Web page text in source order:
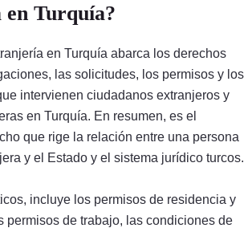
Turquía?
en Turquía abarca los derechos
las solicitudes, los permisos y los
intervienen ciudadanos extranjeros y
en Turquía. En resumen, es el
que rige la relación entre una persona
y el Estado y el sistema jurídico turcos.
incluye los permisos de residencia y
permisos de trabajo, las condiciones de